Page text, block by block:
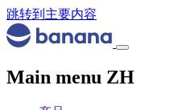
跳转到主要内容
Main menu ZH